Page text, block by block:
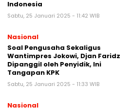
Indonesia
Sabtu, 25 Januari 2025 - 11:42 WIB
Nasional
Soal Pengusaha Sekaligus
Wantimpres Jokowi, Djan Faridz
Dipanggil oleh Penyidik, Ini
Tangapan KPK
Sabtu, 25 Januari 2025 - 11:33 WIB
Nasional